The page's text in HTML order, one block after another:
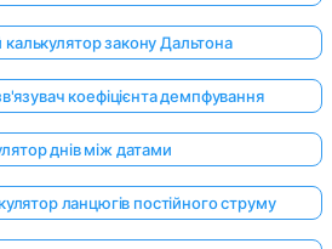
закону Дальтона
коефіцієнта демпфування
днів між датами
ланцюгів постійного струму